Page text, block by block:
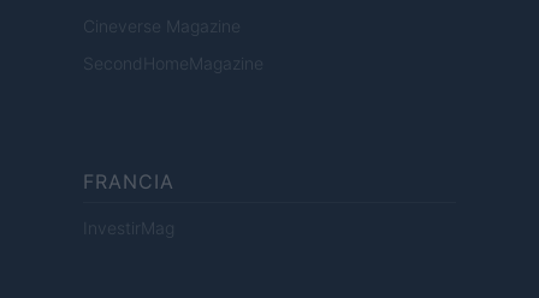
Cineverse Magazine
SecondHomeMagazine
FRANCIA
InvestirMag